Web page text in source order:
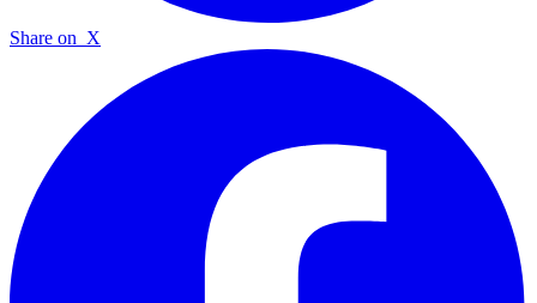
Share on X